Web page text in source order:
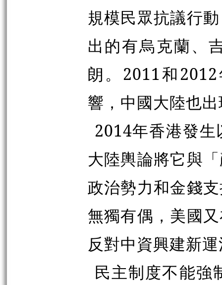
規模民眾抗議行
出的有烏克蘭、
朗。2011和
響，中國大陸也
2014年香港發
大陸輿論將它與
政治勢力和金錢
無獨有偶，美國
反對中資興建新
民主制度不能強